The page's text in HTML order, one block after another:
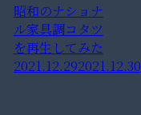
昭和のナショナ
ル家具調コタツ
を再生してみた
2021.12.292021.12.30